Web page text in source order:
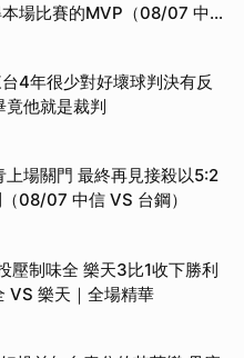
場比賽的MVP（08/07 中信
4年很少對好壞球判決有反
竟他就是裁判
上場關門 最終再見接殺以5:2
08/07 中信 VS 台鋼）
壓制味全 樂天3比1收下勝利
VS 樂天｜全場精華